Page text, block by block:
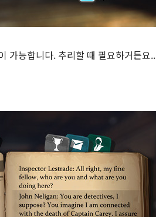
가능합니다. 추리할 때 필요하거든요..